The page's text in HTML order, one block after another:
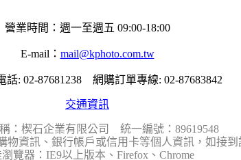
營業時間：週一至週五 09:00-18:00
E-mail： mail@kphoto.com.tw
話: 02-87681238 網購訂單專線: 02-87683842
交通資訊
：楔石企業有限公司 統一編號：89619548
資訊、銀行帳戶或信用卡等個人資訊，如接
覽器：IE9以上版本、Firefox、Chrome